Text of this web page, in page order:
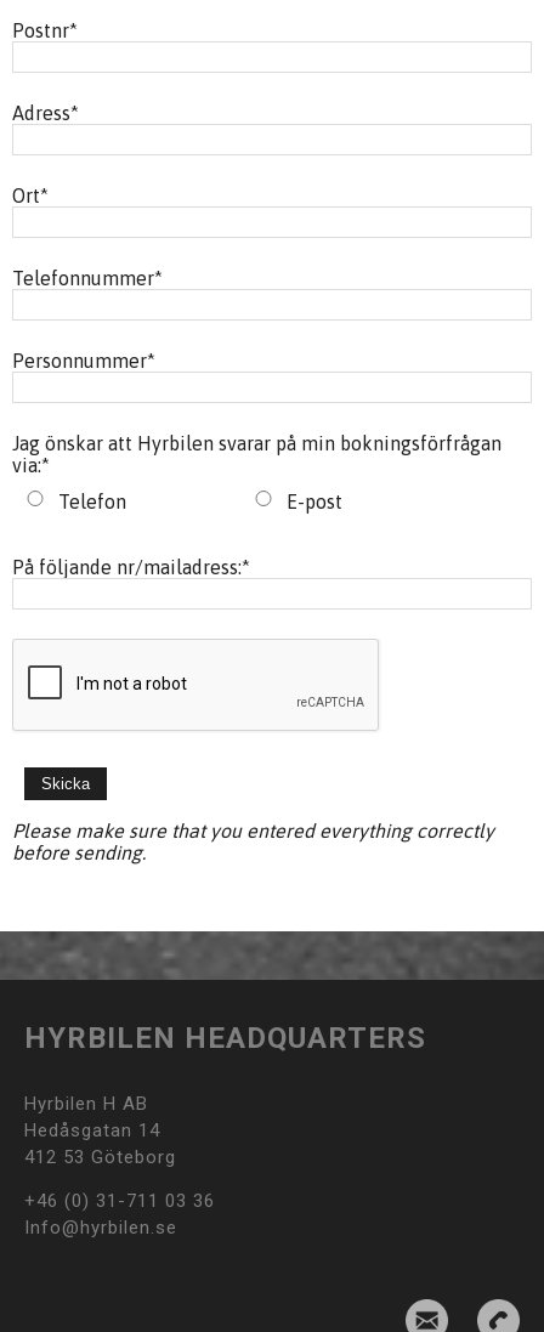
Postnr*
Adress*
Ort*
Telefonnummer*
Personnummer*
Jag önskar att Hyrbilen svarar på min bokningsförfrågan
via:*
Telefon
E-post
På följande nr/mailadress:*
Please make sure that you entered everything correctly
before sending.
HYRBILEN HEADQUARTERS
Hyrbilen H AB
Hedåsgatan 14
412 53 Göteborg
+46 (0) 31-711 03 36
Info@hyrbilen.se